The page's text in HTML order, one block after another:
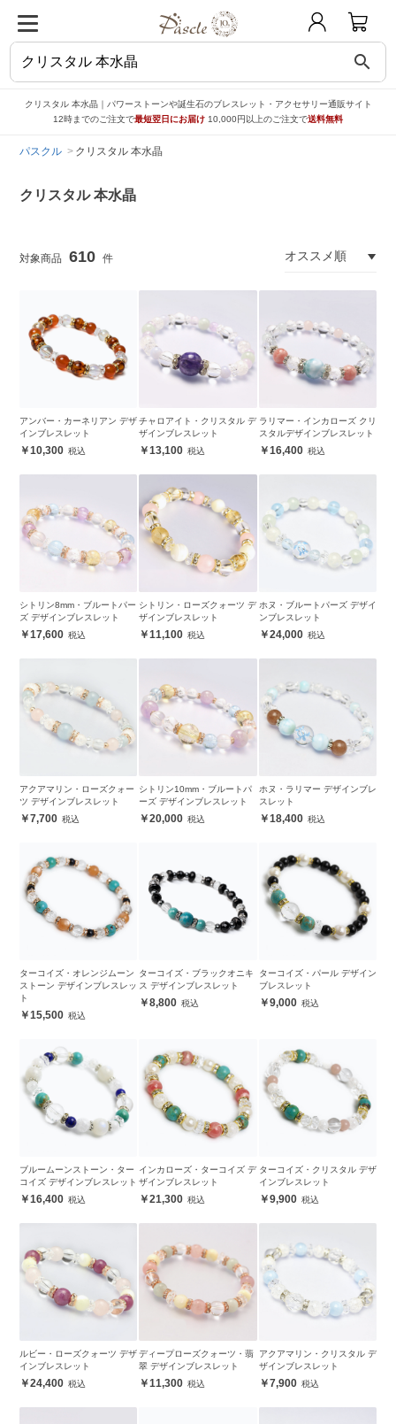
search
クリスタル 本水晶｜パワーストーンや誕生石のブレスレット・アクセサリー通販サイト
12時までのご注文で最短翌日にお届け 10,000円以上のご注文で送料無料
パスクル クリスタル 本水晶
クリスタル 本水晶
610
アンバー・カーネリアン デザ
インブレスレット
10,300
チャロアイト・クリスタル デ
ザインブレスレット
13,100
ラリマー・インカローズ クリ
スタルデザインブレスレット
16,400
シトリン8mm・ブルートパー
ズ デザインブレスレット
17,600
シトリン・ローズクォーツ デ
ザインブレスレット
11,100
ホヌ・ブルートパーズ デザイ
ンブレスレット
24,000
アクアマリン・ローズクォー
ツ デザインブレスレット
7,700
シトリン10mm・ブルートパ
ーズ デザインブレスレット
20,000
ホヌ・ラリマー デザインブレ
スレット
18,400
ターコイズ・オレンジムーン
ストーン デザインブレスレッ
ト
15,500
ターコイズ・ブラックオニキ
ス デザインブレスレット
8,800
ターコイズ・パール デザイン
ブレスレット
9,000
ブルームーンストーン・ター
コイズ デザインブレスレット
16,400
インカローズ・ターコイズ デ
ザインブレスレット
21,300
ターコイズ・クリスタル デザ
インブレスレット
9,900
ルビー・ローズクォーツ デザ
インブレスレット
24,400
ディープローズクォーツ・翡
翠 デザインブレスレット
11,300
アクアマリン・クリスタル デ
ザインブレスレット
7,900